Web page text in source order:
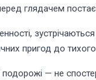
глядачем постає
пригод до
подорожі — не